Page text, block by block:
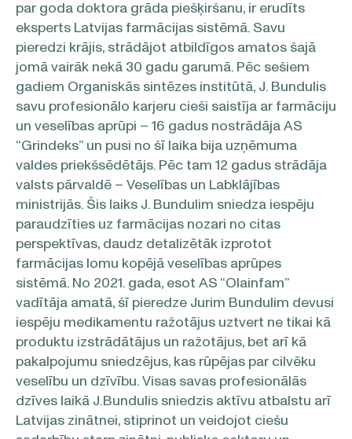
par goda doktora grāda piešķiršanu, ir erudīts
eksperts Latvijas farmācijas sistēmā. Savu
pieredzi krājis, strādājot atbildīgos amatos šajā
jomā vairāk nekā 30 gadu garumā. Pēc sešiem
gadiem Organiskās sintēzes institūtā, J. Bundulis
savu profesionālo karjeru cieši saistīja ar farmāciju
un veselības aprūpi – 16 gadus nostrādāja AS
“Grindeks” un pusi no šī laika bija uzņēmuma
valdes priekšsēdētājs. Pēc tam 12 gadus strādāja
valsts pārvaldē – Veselības un Labklājības
ministrijās. Šis laiks J. Bundulim sniedza iespēju
paraudzīties uz farmācijas nozari no citas
perspektīvas, daudz detalizētāk izprotot
farmācijas lomu kopējā veselības aprūpes
sistēmā. No 2021. gada, esot AS “Olainfam”
vadītāja amatā, šī pieredze Jurim Bundulim devusi
iespēju medikamentu ražotājus uztvert ne tikai kā
produktu izstrādātājus un ražotājus, bet arī kā
pakalpojumu sniedzējus, kas rūpējas par cilvēku
veselību un dzīvību. Visas savas profesionālās
dzīves laikā J.Bundulis sniedzis aktīvu atbalstu arī
Latvijas zinātnei, stiprinot un veidojot ciešu